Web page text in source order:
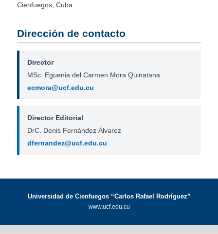
Cienfuegos, Cuba.
Dirección de contacto
Director
MSc. Eguenia del Carmen Mora Quinatana
ecmora@ucf.edu.cu
Director Editorial
DrC. Denis Fernández Álvarez
dfernandez@ucf.edu.cu
Universidad de Cienfuegos “Carlos Rafael Rodríguez”
www.ucf.edu.cu